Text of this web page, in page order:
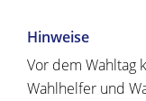
Hinweise
Vor dem Wahltag
Wahlhelfer und